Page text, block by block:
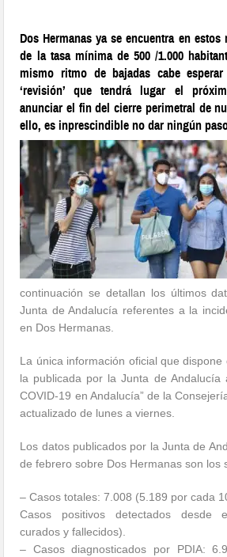
Dos Hermanas ya se encuentra en
de la tasa mínima de 500 /1.000
mismo ritmo de bajadas cabe
‘revisión’ que tendrá lugar el
anunciar el fin del cierre perimetral de
ello, es inprescindible no dar ningún
continuación se detallan los últimos
Junta de Andalucía referentes a la
en Dos Hermanas.
La única información oficial que dispone
la publicada por la Junta de Andalucía
COVID-19 en Andalucía” de la
actualizado de lunes a viernes.
Los datos publicados por la Junta de
de febrero sobre Dos Hermanas son los
– Casos totales: 7.008 (5.189 por cada
Casos positivos detectados desde
curados y fallecidos).
– Casos diagnosticados por PDIA: